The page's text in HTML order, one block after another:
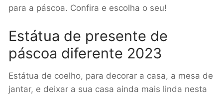
para a páscoa. Confira e escolha o seu!
Estátua de presente de
páscoa diferente 2023
Estátua de coelho, para decorar a casa, a mesa de
jantar, e deixar a sua casa ainda mais linda nesta